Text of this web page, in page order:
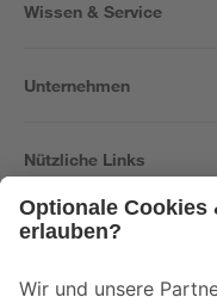
Wissen & Service
Unternehmen
Nützliche Links
Der toom Newsletter: Keine